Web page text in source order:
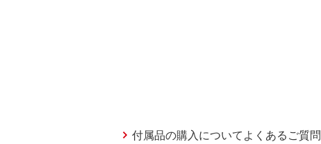
付属品の購入についてよくあるご質問